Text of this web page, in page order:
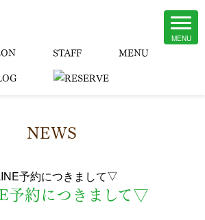
STAFF
MENU
NEWS
予約につきまして▽
約につきまして▽